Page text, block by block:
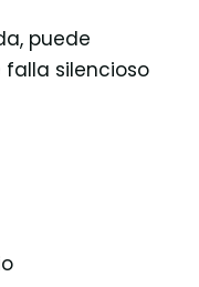
puede
silencioso